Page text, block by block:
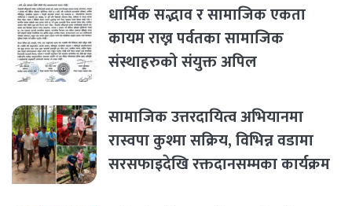
धार्मिक सद्भाव र सामाजिक एकता
कायम राख्न पर्वतका सामाजिक
संस्थाहरुको संयुक्त अपिल
सामाजिक उत्तरदायित्व अभियानमा
रास्वपा कुश्मा सक्रिय, विभिन्न वडामा
सरसफाइदेखि रक्तदानसम्मका कार्यक्रम